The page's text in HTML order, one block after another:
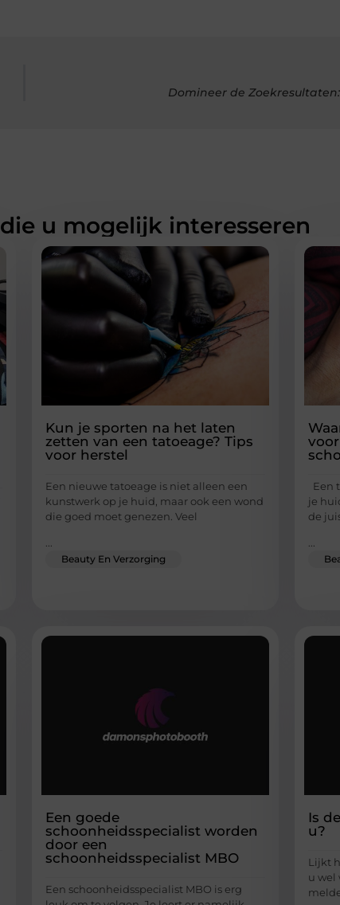
Domineer de Zoekresultaten:
die u mogelijk interesseren
Kun je sporten na het laten
zetten van een tatoeage? Tips
voor herstel
Een nieuwe tatoeage is niet alleen een
kunstwerk op je huid, maar ook een wond
die goed moet genezen. Veel
...
Beauty En Verzorging
Een
je
de
...
Een goede
schoonheidsspecialist worden
door een
schoonheidsspecialist MBO
Een schoonheidsspecialist MBO is erg
Is
u?
Lijkt
u wel